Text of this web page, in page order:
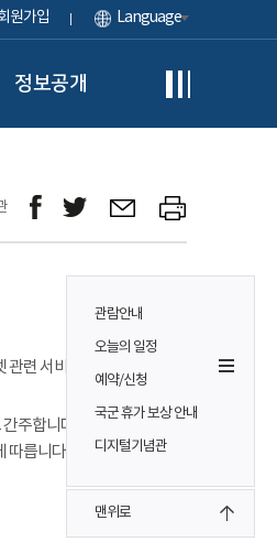
원가입 Language
정보공개
관람안내
오늘의 일정
예약/신청
국군 휴가 보상 안내
디지털기념관
맨위로
련 서비스(이하
주합니다. 본 약관에 정하는
따릅니다.